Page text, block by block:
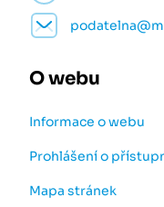
O webu
Informace o webu
Prohlášení o
Mapa stránek